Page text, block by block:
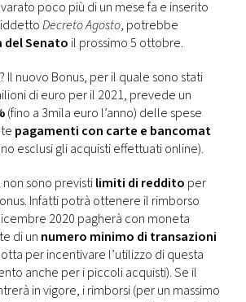
poco più di un mese fa e inserito
Decreto Agosto, potrebbe
del Senato il prossimo 5 ottobre.
Il nuovo Bonus, per il quale sono stati
di euro per il 2021, prevede un
(fino a 3mila euro l’anno) delle spese
pagamenti con carte e bancomat
esclusi gli acquisti effettuati online).
non sono previstilimiti di reddito per
Infatti potrà ottenere il rimborso
2020 pagherà con moneta
di un numero minimo di transazioni
per incentivare l’utilizzo di questa
anche per i piccoli acquisti). Se il
in vigore, i rimborsi (per un massimo